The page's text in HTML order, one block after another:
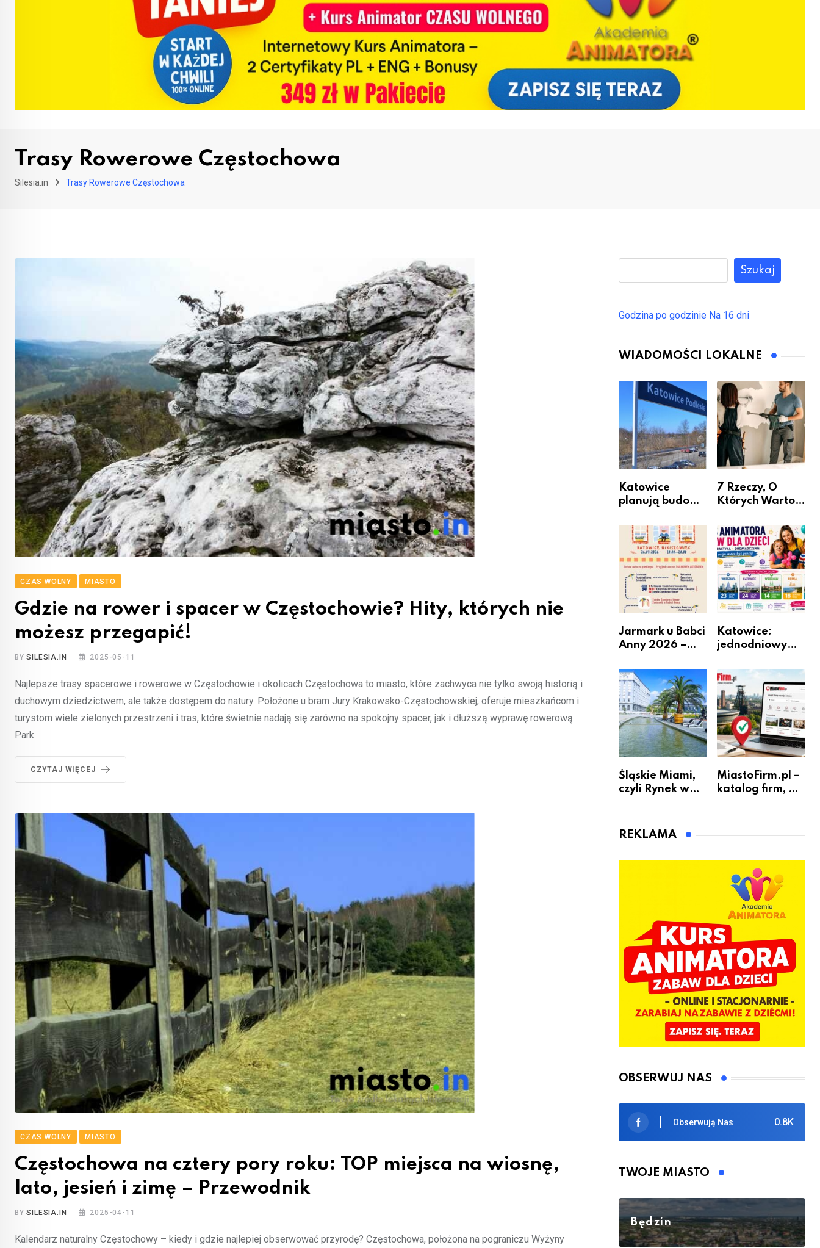
Trasy Rowerowe Częstochowa
Silesia.in Trasy Rowerowe Częstochowa
CZAS WOLNY MIASTO
Gdzie na rower i spacer w Częstochowie? Hity, których nie
możesz przegapić!
BYSILESIA.IN 2025-05-11
Najlepsze trasy spacerowe i rowerowe w Częstochowie i okolicach Częstochowa to miasto, które zachwyca nie tylko swoją historią i
duchowym dziedzictwem, ale także dostępem do natury. Położone u bram Jury Krakowsko-Częstochowskiej, oferuje mieszkańcom i
turystom wiele zielonych przestrzeni i tras, które świetnie nadają się zarówno na spokojny spacer, jak i dłuższą wyprawę rowerową.
Park
CZYTAJ WIĘCEJ
CZAS WOLNY MIASTO
Częstochowa na cztery pory roku: TOP miejsca na wiosnę,
lato, jesień i zimę – Przewodnik
BYSILESIA.IN 2025-04-11
Kalendarz naturalny Częstochowy – kiedy i gdzie najlepiej obserwować przyrodę? Częstochowa, położona na pograniczu Wyżyny
Szukaj
Godzina po godzinie Na 16 dni
WIADOMOŚCI LOKALNE
Katowice
planują budowę
przesiadkoweg
o w Podlesiu
7 Rzeczy, O
Których Warto
Remontem
Mieszkania
Jarmark u Babci
Anny 2026 –
Katowice:
jednodniowy
do pracy
animatora
zabaw dla
dzieci
Śląskie Miami,
czyli Rynek w
MiastoFirm.pl –
katalog firm, w
REKLAMA
OBSERWUJ NAS
0.8K
Obserwują Nas
TWOJE MIASTO
Będzin